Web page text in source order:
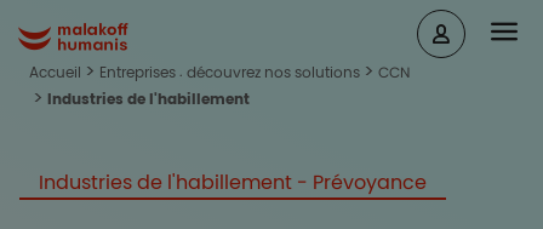
Malakoff Humanis Accueil
Accueil Entreprises : découvrez nos solutions
CCN
Industries de l'habillement
Industries de l'habillement - Prévoyance